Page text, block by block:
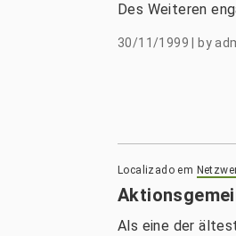
Des Weiteren
30/11/1999 by
Localizado em
Als eine der